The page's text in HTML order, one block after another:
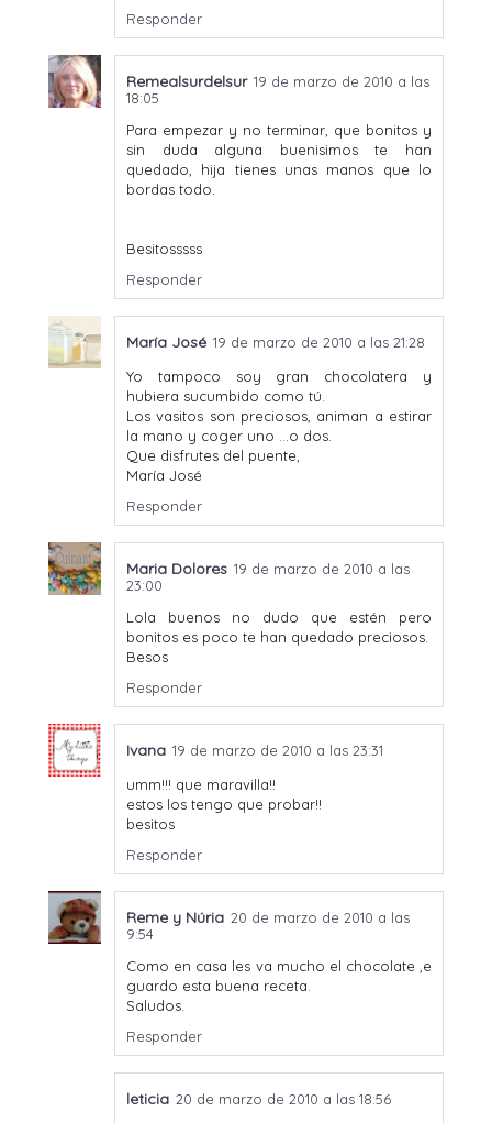
Responder
Remealsurdelsur 19 de marzo de 2010 a las
18:05
Para empezar y no terminar, que bonitos y
sin duda alguna buenisimos te han
quedado, hija tienes unas manos que lo
bordas todo.
Besitosssss
Responder
María José 19 de marzo de 2010 a las 21:28
Yo tampoco soy gran chocolatera y
hubiera sucumbido como tú.
Los vasitos son preciosos, animan a estirar
la mano y coger uno ...o dos.
Que disfrutes del puente,
María José
Responder
Maria Dolores 19 de marzo de 2010 a las
23:00
Lola buenos no dudo que estén pero
bonitos es poco te han quedado preciosos.
Besos
Responder
Ivana 19 de marzo de 2010 a las 23:31
umm!!! que maravilla!!
estos los tengo que probar!!
besitos
Responder
Reme y Núria 20 de marzo de 2010 a las
9:54
Como en casa les va mucho el chocolate ,e
guardo esta buena receta.
Saludos.
Responder
leticia 20 de marzo de 2010 a las 18:56